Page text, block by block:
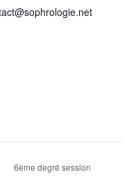
6ème degré session